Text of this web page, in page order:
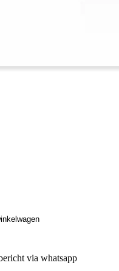
via whatsapp